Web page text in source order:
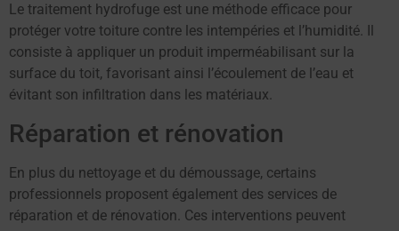
Le traitement hydrofuge est une méthode efficace pour
protéger votre toiture contre les intempéries et l’humidité. Il
consiste à appliquer un produit imperméabilisant sur la
surface du toit, favorisant ainsi l’écoulement de l’eau et
évitant son infiltration dans les matériaux.
Réparation et rénovation
En plus du nettoyage et du démoussage, certains
professionnels proposent également des services de
réparation et de rénovation. Ces interventions peuvent